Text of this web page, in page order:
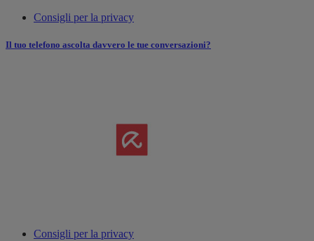
Consigli per la privacy
Il tuo telefono ascolta davvero le tue conversazioni?
Consigli per la privacy